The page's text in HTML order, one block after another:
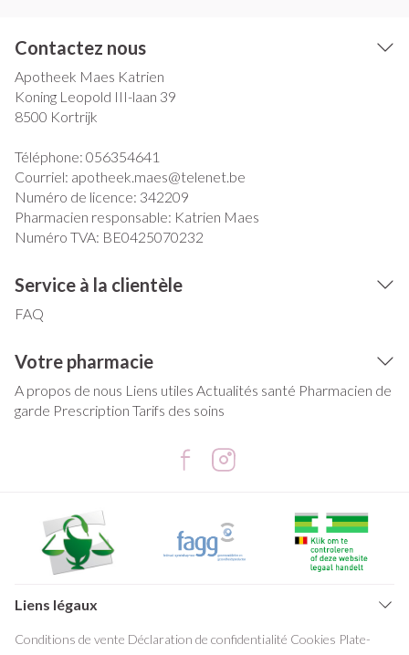
Contactez nous
Apotheek Maes Katrien
Koning Leopold III-laan 39
8500 Kortrijk
Téléphone: 056354641
Courriel: apotheek.maes@telenet.be
Numéro de licence: 342209
Pharmacien responsable: Katrien Maes
Numéro TVA: BE0425070232
Service à la clientèle
FAQ
Votre pharmacie
A propos de nous Liens utiles Actualités santé Pharmacien de
garde Prescription Tarifs des soins
Liens légaux
Conditions de vente Déclaration de confidentialité Cookies Plate-